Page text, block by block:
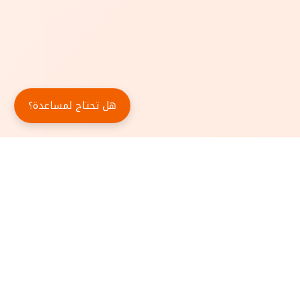
هل تحتاج لمساعدة؟